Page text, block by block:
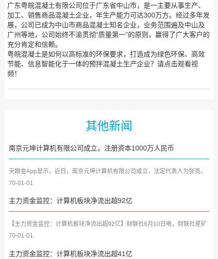
广东粤皖混凝土有限公司位于广东省中山市，是一主要从事生产、
加工、销售商品混凝土企业，年生产能力可达300万方。经过多年发
展，公司已成为中山市商品混凝土知名企业，业务范围遍及中山及
广州等地，公司始终不渝贯彻“质量第一”的原则，赢得了广大客户的
充分肯定和信赖。
粤皖混凝土是如何以高标准的环保要求，打造成为绿色环保、高效
节能、信息智能化于一体的预拌混凝土生产企业？请点击观看视
频！
其他新闻
南京元坤计算机有限公司成立，注册资本1000万人民币
天眼查App显示，近日，南京元坤计算机有限公司成立，法定代表人为张亮，
注册资本1000万人民币，南...
70-01-01
主力资金监控：计算机板块净流出超92亿
【主力资金监控：计算机板块净流出超92亿】财联社6月10日电，财联社星矿
数据显示，今日主力资金净...
70-01-01
主力资金监控：计算机板块净流出超41亿